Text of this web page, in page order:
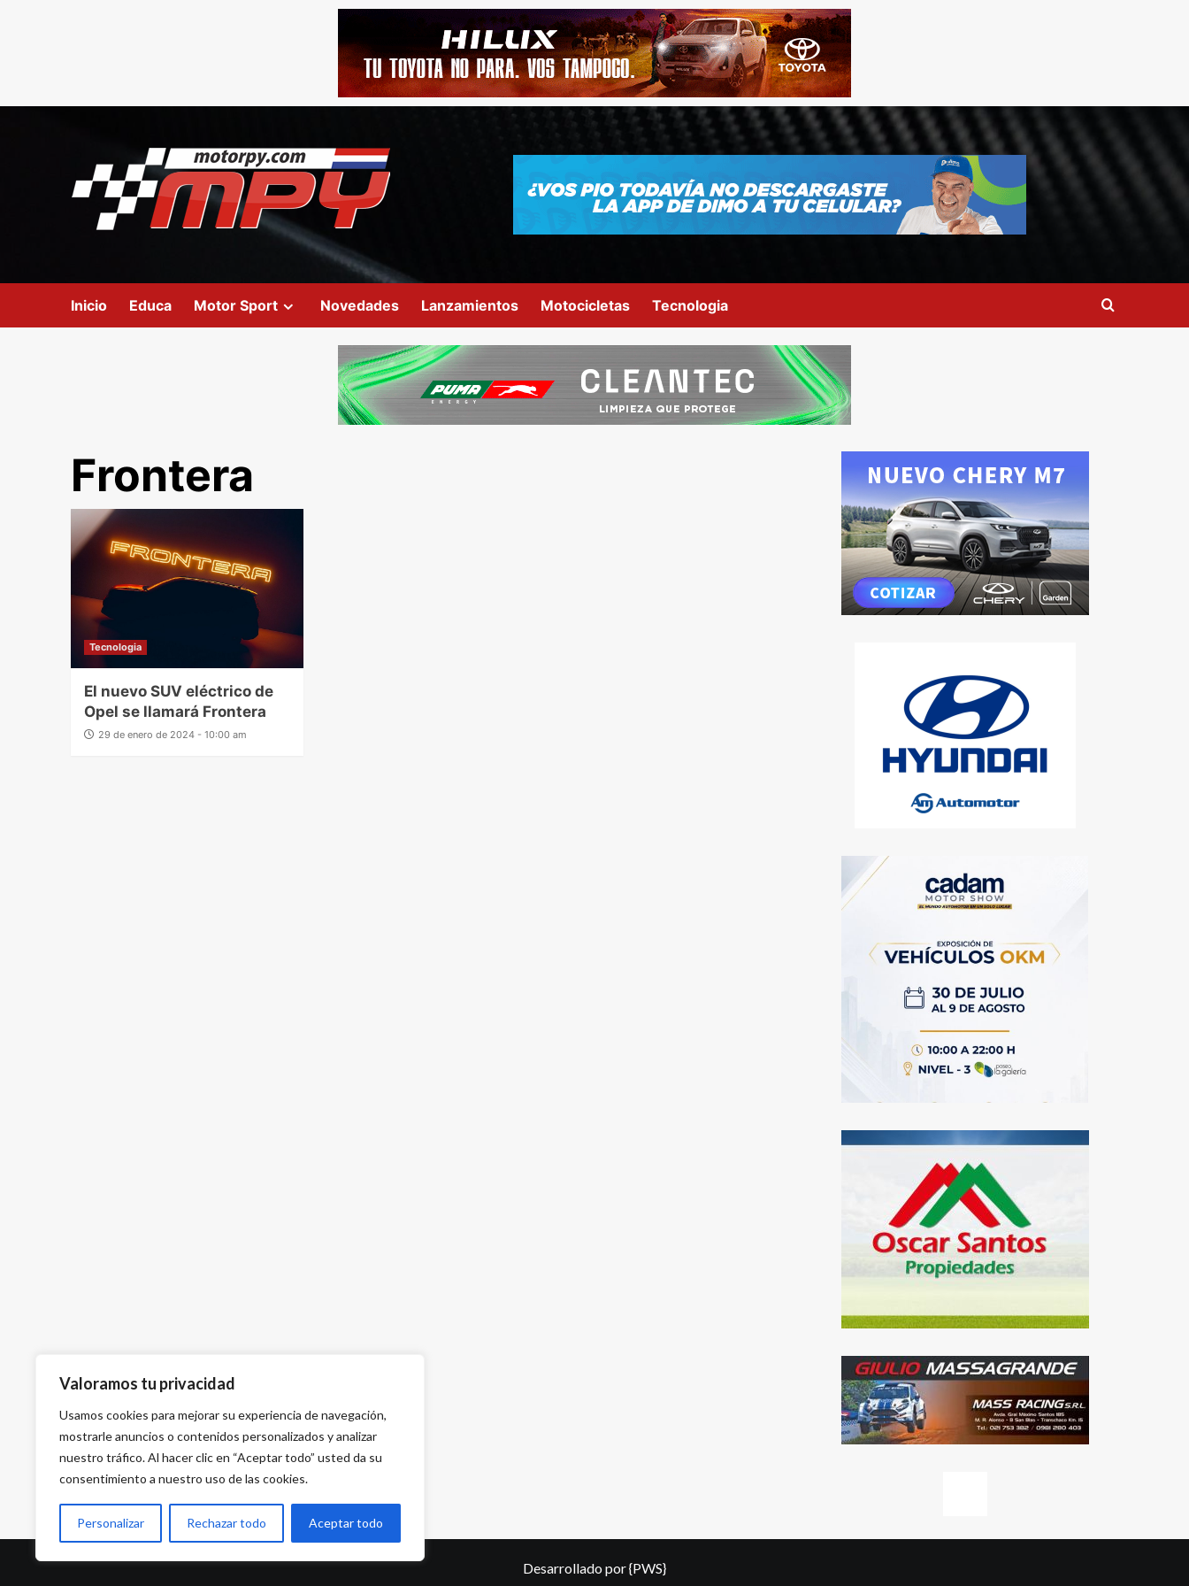
Valoramos tu privacidad
Usamos cookies para mejorar su experiencia de navegación,
mostrarle anuncios o contenidos personalizados y analizar
nuestro tráfico. Al hacer clic en “Aceptar todo” usted da su
consentimiento a nuestro uso de las cookies.
Personalizar Rechazar todo Aceptar todo
Inicio Educa Motor Sport Novedades Lanzamientos Motocicletas Tecnologia
Frontera
Tecnologia
El nuevo SUV eléctrico de
Opel se llamará Frontera
29 de enero de 2024 - 10:00 am
Desarrollado por{PWS}